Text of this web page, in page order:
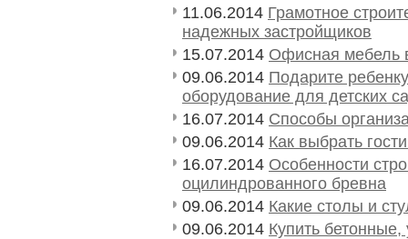
11.06.2014 Грамотное
надежных застройщиков
15.07.2014 Офисная мебель
09.06.2014 Подарите
оборудование для детских
16.07.2014 Способы
09.06.2014 Как выбрать
16.07.2014 Особенности
оцилиндрованного бревна
09.06.2014 Какие столы и
09.06.2014 Купить